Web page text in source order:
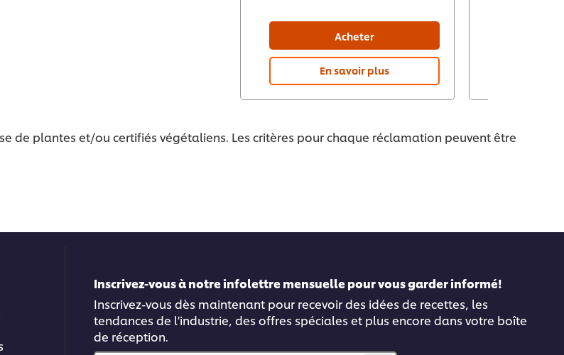
Acheter
En savoir plus
de plantes et/ou certifiés végétaliens. Les critères pour chaque réclamation peuvent être
Inscrivez-vous à notre infolettre mensuelle pour vous garder informé!
Inscrivez-vous dès maintenant pour recevoir des idées de recettes, les
tendances de l'industrie, des offres spéciales et plus encore dans votre boîte
de réception.